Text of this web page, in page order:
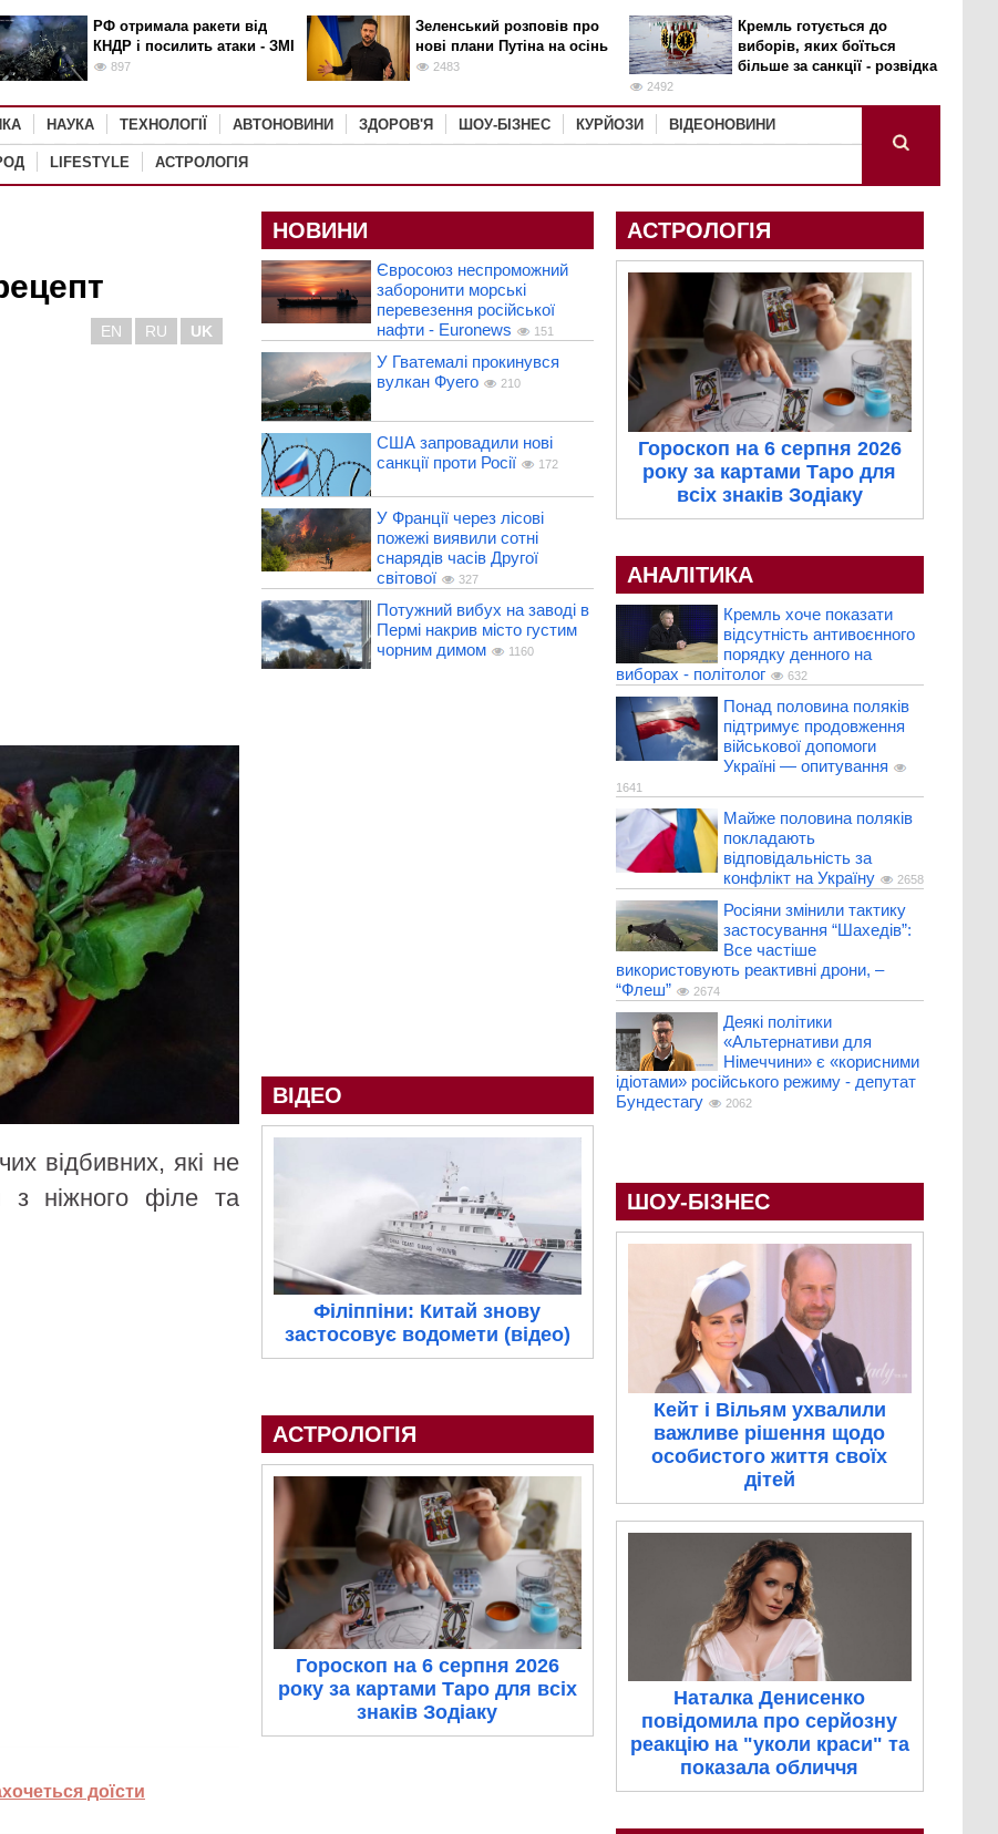
РФ отримала ракети від
КНДР і посилить атаки - ЗМІ
897
Зеленський розповів про
нові плани Путіна на осінь
2483
Кремль готується до
виборів, яких боїться
більше за санкції - розвідка
2492
НАУКА ТЕХНОЛОГІЇ АВТОНОВИНИ ЗДОРОВ'Я ШОУ-БІЗНЕС КУРЙОЗИ ВІДЕОНОВИНИ
LIFESTYLE АСТРОЛОГІЯ
EN RU UK
відбивних, які не
з ніжного філе та
доїсти
НОВИНИ
Євросоюз неспроможний
заборонити морські
перевезення російської
нафти - Euronews
151
У Гватемалі прокинувся
вулкан Фуего
210
США запровадили нові
санкції проти Росії
172
У Франції через лісові
пожежі виявили сотні
снарядів часів Другої
світової
327
Потужний вибух на заводі в
Пермі накрив місто густим
чорним димом
1160
ВІДЕО
Філіппіни: Китай знову
застосовує водомети (відео)
АСТРОЛОГІЯ
Гороскоп на 6 серпня 2026
року за картами Таро для всіх
знаків Зодіаку
АСТРОЛОГІЯ
Гороскоп на 6 серпня 2026
року за картами Таро для
всіх знаків Зодіаку
АНАЛІТИКА
Кремль хоче показати
відсутність антивоєнного
порядку денного на
виборах - політолог
632
Понад половина поляків
підтримує продовження
військової допомоги
Україні — опитування
1641
Майже половина поляків
покладають
відповідальність за
конфлікт на Україну
2658
Росіяни змінили тактику
застосування “Шахедів”:
Все частіше
використовують реактивні дрони, –
“Флеш”
2674
Деякі політики
«Альтернативи для
Німеччини» є «корисними
ідіотами» російського режиму - депутат
Бундестагу
2062
ШОУ-БІЗНЕС
Кейт і Вільям ухвалили
важливе рішення щодо
особистого життя своїх
дітей
Наталка Денисенко
повідомила про серйозну
реакцію на "уколи краси" та
показала обличчя